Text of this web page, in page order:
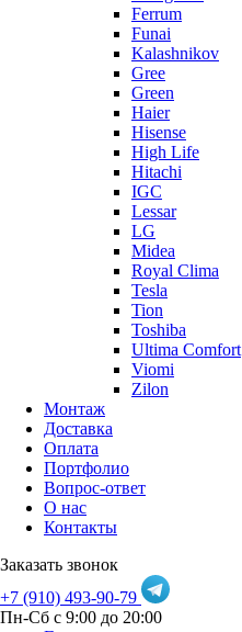
Ferrum
Funai
Kalashnikov
Gree
Grеen
Haier
Hisense
High Life
Hitachi
IGC
Lessar
LG
Midea
Royal Clima
Tesla
Tion
Toshiba
Ultima Comfort
Viomi
Zilon
Монтаж
Доставка
Оплата
Портфолио
Вопрос-ответ
О нас
Контакты
Заказать звонок
+7 (910) 493-90-79
Пн-Сб с 9:00 до 20:00